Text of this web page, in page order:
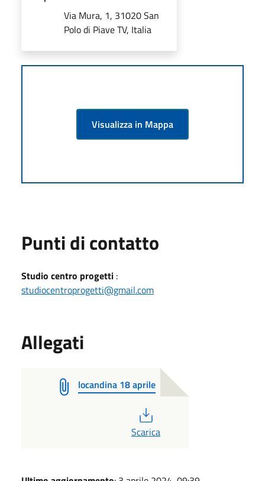
Via Mura, 1, 31020 San
Polo di Piave TV, Italia
Visualizza in Mappa
Punti di contatto
Studio centro progetti :
studiocentroprogetti@gmail.com
Allegati
locandina 18 aprile
Scarica